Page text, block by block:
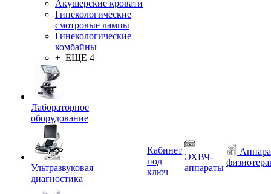
Акушерские кровати
Гинекологические
смотровые лампы
Гинекологические
комбайны
+ ЕЩЕ 4
Лабораторное
оборудование
Ультразвуковая
диагностика
Кабинет
под
ключ
ЭХВЧ-
аппараты